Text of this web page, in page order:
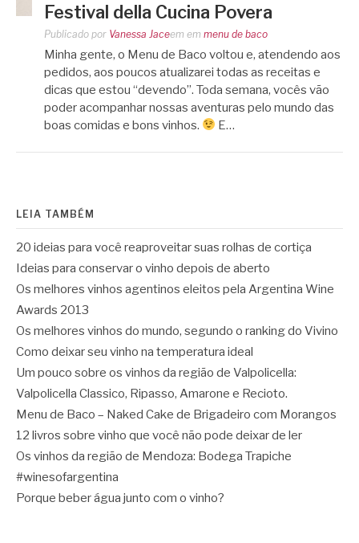
Festival della Cucina Povera
Publicado por Vanessa Jaceem em menu de baco
Minha gente, o Menu de Baco voltou e, atendendo aos
pedidos, aos poucos atualizarei todas as receitas e
dicas que estou “devendo”. Toda semana, vocês vão
poder acompanhar nossas aventuras pelo mundo das
boas comidas e bons vinhos.
E…
LEIA TAMBÉM
20 ideias para você reaproveitar suas rolhas de cortiça
Ideias para conservar o vinho depois de aberto
Os melhores vinhos agentinos eleitos pela Argentina Wine
Awards 2013
Os melhores vinhos do mundo, segundo o ranking do Vivino
Como deixar seu vinho na temperatura ideal
Um pouco sobre os vinhos da região de Valpolicella:
Valpolicella Classico, Ripasso, Amarone e Recioto.
Menu de Baco – Naked Cake de Brigadeiro com Morangos
12 livros sobre vinho que você não pode deixar de ler
Os vinhos da região de Mendoza: Bodega Trapiche
#winesofargentina
Porque beber água junto com o vinho?